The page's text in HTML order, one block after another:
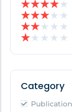
★★★★★
★★★★ ★
★★★ ★ ★
★★ ★ ★ ★
Category